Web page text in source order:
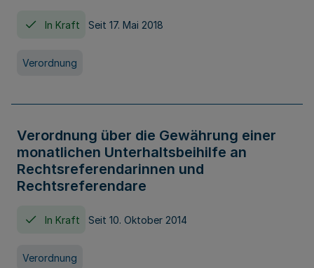
In Kraft Seit 17. Mai 2018
Verordnung
Verordnung über die Gewährung einer
monatlichen Unterhaltsbeihilfe an
Rechtsreferendarinnen und
Rechtsreferendare
In Kraft Seit 10. Oktober 2014
Verordnung